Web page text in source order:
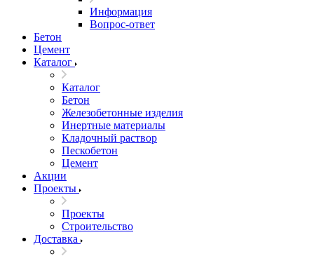
Информация
Вопрос-ответ
Бетон
Цемент
Каталог
Каталог
Бетон
Железобетонные изделия
Инертные материалы
Кладочный раствор
Пескобетон
Цемент
Акции
Проекты
Проекты
Строительство
Доставка